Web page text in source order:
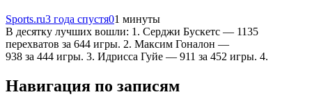
Sports.ru3 года спустя01 минуты
В десятку лучших вошли: 1. Серджи Бускетс — 1135
перехватов за 644 игры. 2. Максим Гоналон —
938 за 444 игры. 3. Идрисса Гуйе — 911 за 452 игры. 4.
Навигация по записям